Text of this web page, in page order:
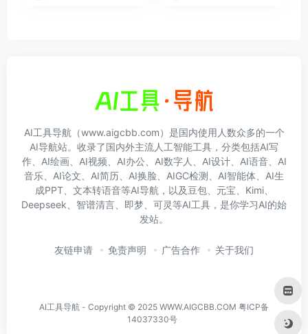
AI工具导航（www.aigcbb.com）是国内使用人数众多的一个
AI导航站。收录了国内外主流人工智能工具，分类包括AI写
作、AI绘画、AI视频、AI办公、AI数字人、AI设计、AI语音、AI
音乐、AI论文、AI简历、AI换脸、AIGC检测、AI智能体、AI生
成PPT、文本转语音等AI导航，以及豆包、元宝、Kimi、
Deepseek、智谱清言、即梦、可灵等AI工具，是你学习AI的始
发站。
友链申请 免责声明 广告合作 关于我们
AI工具导航 - Copyright © 2025 WWW.AIGCBB.COM 粤ICP备
14037330号